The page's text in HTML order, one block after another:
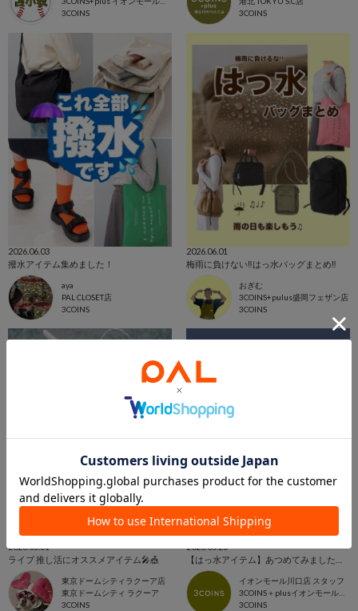
3COINS
3COINS
2026.06.03
撥水アイテム集めました！
aya
PAL CLOSET店
3COINS
2026.06.01
梅雨に負けない‼︎はっ水バッグまとめ‼︎
おぎむ
3COINS+pulus盛岡フェザン店
3COINS
2026.05.31
ライブ 推し活にオススメアイテム🎤🎪
東京ドームシティラクーア店
東京ドームシティ ラクーア
3COINS
2026.05.28
イオンモール川口店 スタッフ
3COINS